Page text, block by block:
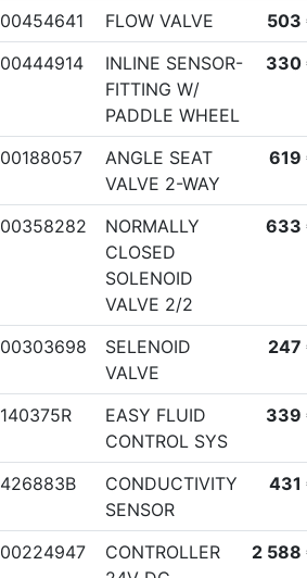
00454641 FLOW VALVE
503
00444914
INLINE SENSOR-
FITTING W/
PADDLE WHEEL
330
00188057
ANGLE SEAT
VALVE 2-WAY
619
00358282
NORMALLY
CLOSED
SOLENOID
VALVE 2/2
633
00303698
SELENOID
VALVE
247
140375R
EASY FLUID
CONTROL SYS
339
426883B
CONDUCTIVITY
SENSOR
431
00224947
CONTROLLER
2 588